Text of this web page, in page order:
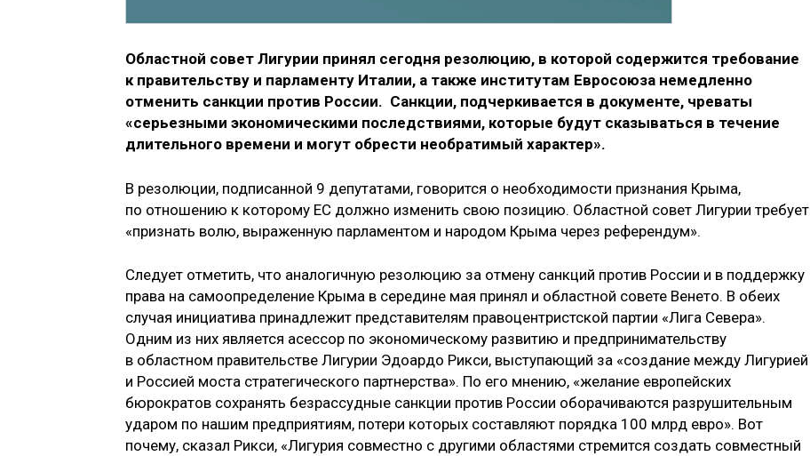
Областной совет Лигурии принял сегодня резолюцию, в которой содержится требование
к правительству и парламенту Италии, а также институтам Евросоюза немедленно
отменить санкции против России. Санкции, подчеркивается в документе, чреваты
«серьезными экономическими последствиями, которые будут сказываться в течение
длительного времени и могут обрести необратимый характер».
В резолюции, подписанной 9 депутатами, говорится о необходимости признания Крыма,
по отношению к которому ЕС должно изменить свою позицию. Областной совет Лигурии требует
«признать волю, выраженную парламентом и народом Крыма через референдум».
Следует отметить, что аналогичную резолюцию за отмену санкций против России и в поддержку
права на самоопределение Крыма в середине мая принял и областной совете Венето. В обеих
случая инициатива принадлежит представителям правоцентристской партии «Лига Севера».
Одним из них является асессор по экономическому развитию и предпринимательству
в областном правительстве Лигурии Эдоардо Рикси, выступающий за «создание между Лигурией
и Россией моста стратегического партнерства». По его мнению, «желание европейских
бюрократов сохранять безрассудные санкции против России оборачиваются разрушительным
ударом по нашим предприятиям, потери которых составляют порядка 100 млрд евро». Вот
почему, сказал Рикси, «Лигурия совместно с другими областями стремится создать совместный